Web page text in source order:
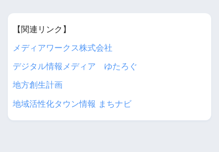
【関連リンク】
メディアワークス株式会社
デジタル情報メディア ゆたろぐ
地方創生計画
地域活性化タウン情報 まちナビ